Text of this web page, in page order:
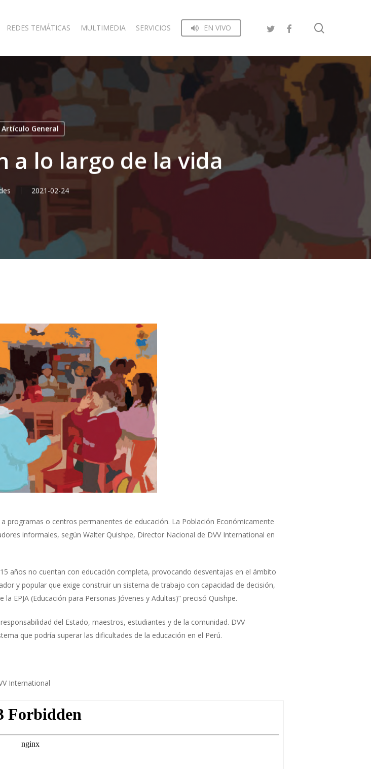
REDES TEMÁTICAS MULTIMEDIA SERVICIOS EN VIVO
Artículo General
a lo largo de la vida
2021-02-24
programas o centros permanentes de educación. La Población Económicamente
informales, según Walter Quishpe, Director Nacional de DVV International en
años no cuentan con educación completa, provocando desventajas en el ámbito
y popular que exige construir un sistema de trabajo con capacidad de decisión,
EPJA (Educación para Personas Jóvenes y Adultas)” precisó Quishpe.
del Estado, maestros, estudiantes y de la comunidad. DVV
que podría superar las dificultades de la educación en el Perú.
International